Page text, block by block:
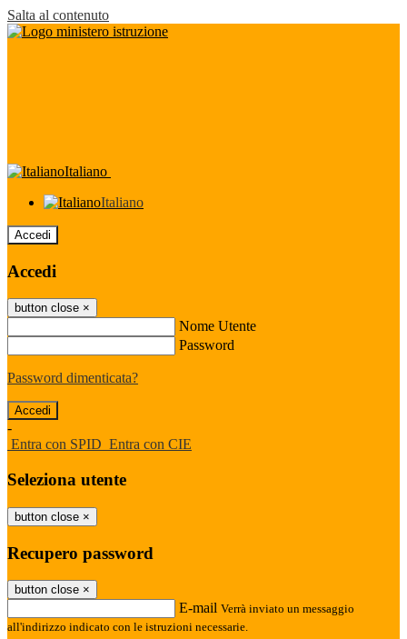
Salta al contenuto
Italiano
Italiano
Accedi
Accedi
button close ×
Nome Utente
Password
Password dimenticata?
-
Entra con SPID Entra con CIE
Seleziona utente
button close ×
Recupero password
button close ×
E-mail Verrà inviato un messaggio
all'indirizzo indicato con le istruzioni necessarie.